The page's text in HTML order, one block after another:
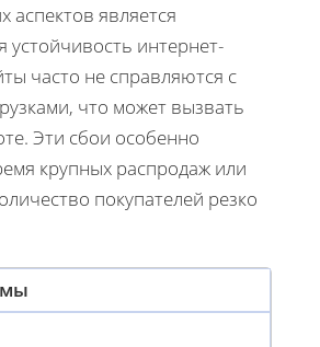
аспектов является
устойчивость интернет-
часто не справляются с
что может вызвать
Эти сбои особенно
крупных распродаж или
покупателей резко